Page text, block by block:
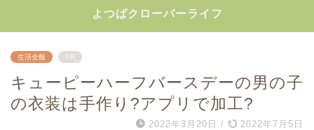
よつばクローバーライフ
生活全般 PR
キューピーハーフバースデーの男の子
の衣装は手作り?アプリで加工?
2022年3月20日 / 2022年7月5日